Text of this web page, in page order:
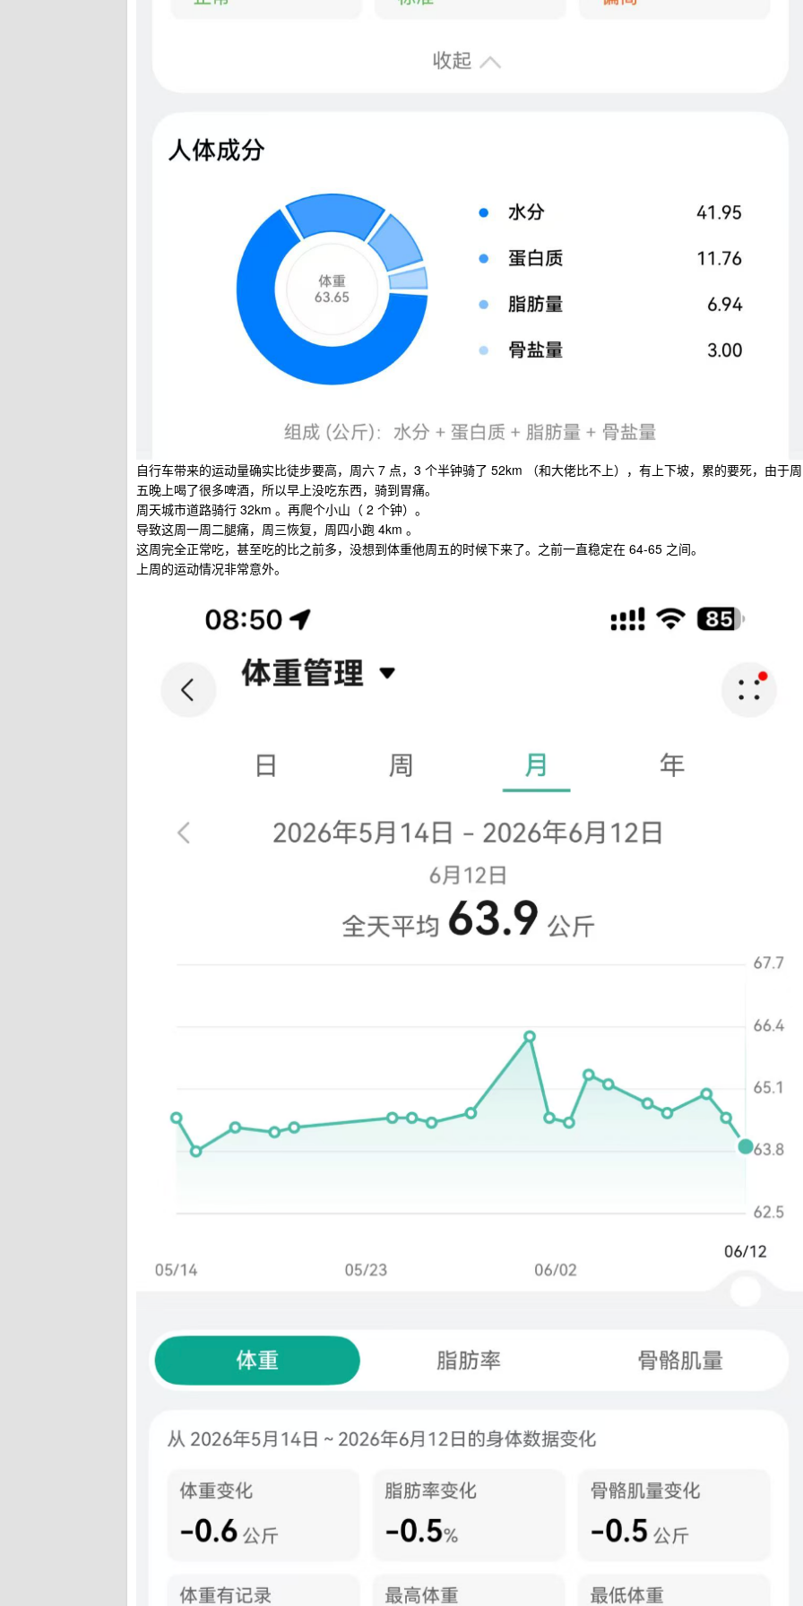
自行车带来的运动量确实比徒步要高，周六 7 点，3 个半钟骑了 52km （和大佬比不上），有上下坡，累的要死，由于周
五晚上喝了很多啤酒，所以早上没吃东西，骑到胃痛。
周天城市道路骑行 32km 。再爬个小山（ 2 个钟）。
导致这周一周二腿痛，周三恢复，周四小跑 4km 。
这周完全正常吃，甚至吃的比之前多，没想到体重他周五的时候下来了。之前一直稳定在 64-65 之间。
上周的运动情况非常意外。